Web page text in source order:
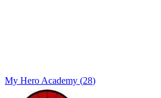
My Hero Academy (28)